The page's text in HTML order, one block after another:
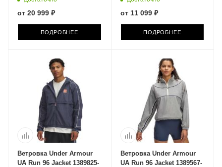
от 20 999 ₽
ПОДРОБНЕЕ
от 11 099 ₽
ПОДРОБНЕЕ
Ветровка Under Armour
UA Run 96 Jacket 1389825-
Ветровка Under Armour
UA Run 96 Jacket 1389567-